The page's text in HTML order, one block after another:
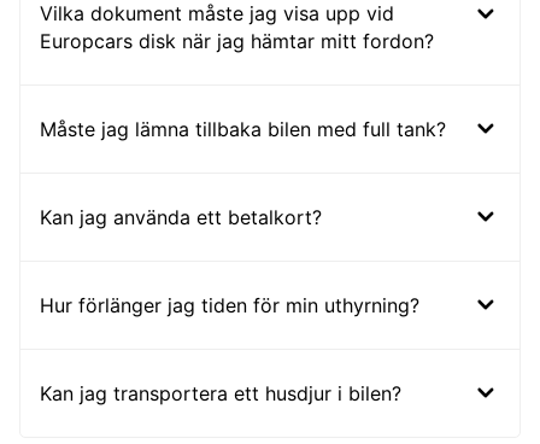
Vilka dokument måste jag visa upp vid
Europcars disk när jag hämtar mitt fordon?
Måste jag lämna tillbaka bilen med full tank?
Kan jag använda ett betalkort?
Hur förlänger jag tiden för min uthyrning?
Kan jag transportera ett husdjur i bilen?